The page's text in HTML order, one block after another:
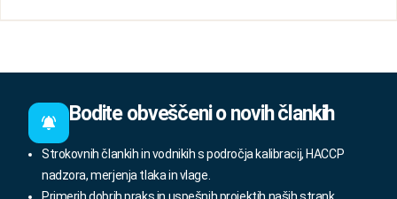
Bodite obveščeni o novih člankih
Strokovnih člankih in vodnikih s področja kalibracij, HACCP
nadzora, merjenja tlaka in vlage.